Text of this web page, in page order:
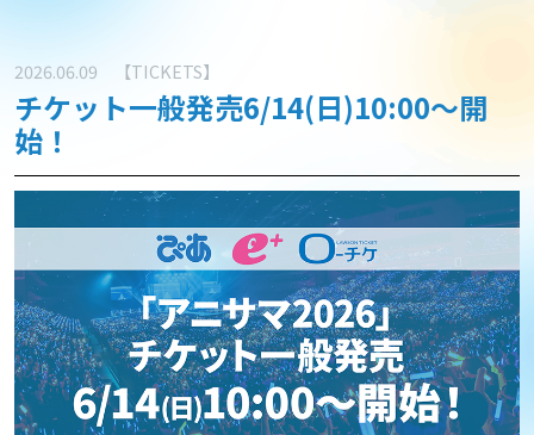
2026.06.09 【TICKETS】
チケット一般発売6/14(日)10:00～開
始！